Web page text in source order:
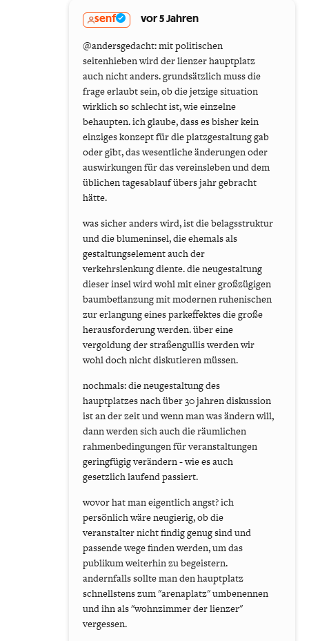
senf vor 5 Jahren
@andersgedacht: mit politischen
seitenhieben wird der lienzer hauptplatz
auch nicht anders. grundsätzlich muss die
frage erlaubt sein, ob die jetzige situation
wirklich so schlecht ist, wie einzelne
behaupten. ich glaube, dass es bisher kein
einziges konzept für die platzgestaltung gab
oder gibt, das wesentliche änderungen oder
auswirkungen für das vereinsleben und dem
üblichen tagesablauf übers jahr gebracht
hätte.
was sicher anders wird, ist die belagsstruktur
und die blumeninsel, die ehemals als
gestaltungselement auch der
verkehrslenkung diente. die neugestaltung
dieser insel wird wohl mit einer großzügigen
baumbeflanzung mit modernen ruhenischen
zur erlangung eines parkeffektes die große
herausforderung werden. über eine
vergoldung der straßengullis werden wir
wohl doch nicht diskutieren müssen.
nochmals: die neugestaltung des
hauptplatzes nach über 30 jahren diskussion
ist an der zeit und wenn man was ändern will,
dann werden sich auch die räumlichen
rahmenbedingungen für veranstaltungen
geringfügig verändern - wie es auch
gesetzlich laufend passiert.
wovor hat man eigentlich angst? ich
persönlich wäre neugierig, ob die
veranstalter nicht findig genug sind und
passende wege finden werden, um das
publikum weiterhin zu begeistern.
andernfalls sollte man den hauptplatz
schnellstens zum "arenaplatz" umbenennen
und ihn als "wohnzimmer der lienzer"
vergessen.